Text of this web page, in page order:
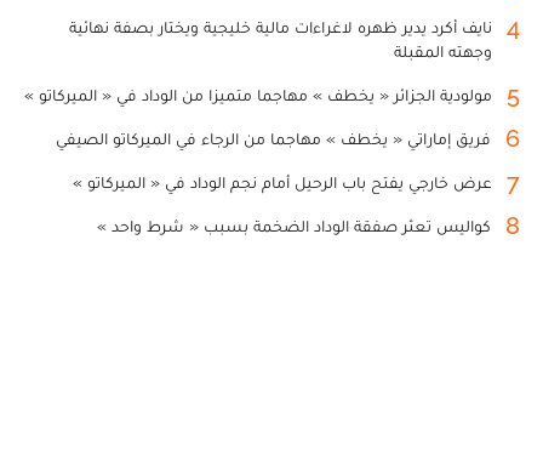
4
نايف أكرد يدير ظهره لاغراءات مالية خليجية ويختار بصفة نهائية
وجهته المقبلة
5 مولودية الجزائر « يخطف » مهاجما متميزا من الوداد في « الميركاتو »
6 فريق إماراتي « يخطف » مهاجما من الرجاء في الميركاتو الصيفي
7 عرض خارجي يفتح باب الرحيل أمام نجم الوداد في « الميركاتو »
8 كواليس تعثر صفقة الوداد الضخمة بسبب « شرط واحد »